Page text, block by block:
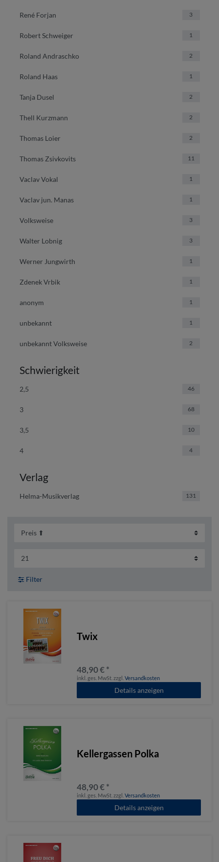
René Forjan 3
Robert Schweiger 1
Roland Andraschko 2
Roland Haas 1
Tanja Dusel 2
Thell Kurzmann 2
Thomas Loier 2
Thomas Zsivkovits 11
Vaclav Vokal 1
Vaclav jun. Manas 1
Volksweise 3
Walter Lobnig 3
Werner Jungwirth 1
Zdenek Vrbik 1
anonym 1
unbekannt 1
unbekannt Volksweise 2
Schwierigkeit
2,5 46
3 68
3,5 10
4 4
Verlag
Helma-Musikverlag 131
Filter
Twix
48,90 € *
inkl. ges. MwSt. zzgl.Versandkosten
Details anzeigen
Kellergassen Polka
48,90 € *
inkl. ges. MwSt. zzgl.Versandkosten
Details anzeigen